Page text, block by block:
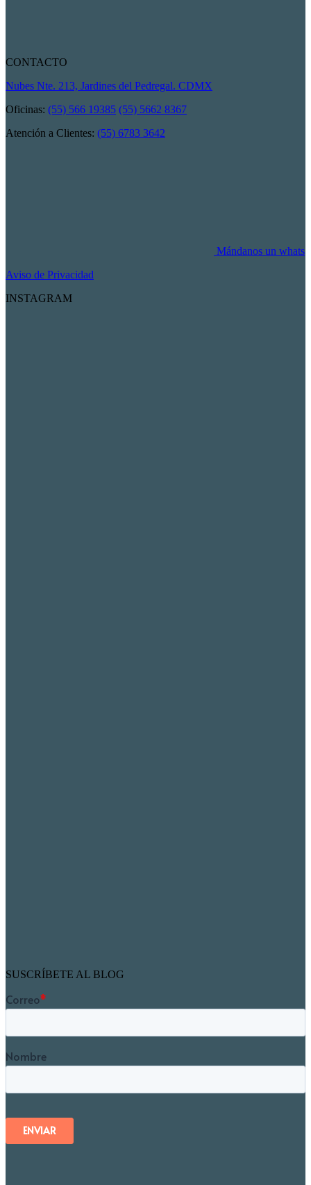
CONTACTO
Nubes Nte. 213, Jardines del Pedregal. CDMX
Oficinas: (55) 566 19385 (55) 5662 8367
Atención a Clientes: (55) 6783 3642
Mándanos un whats
Aviso de Privacidad
INSTAGRAM
SUSCRÍBETE AL BLOG